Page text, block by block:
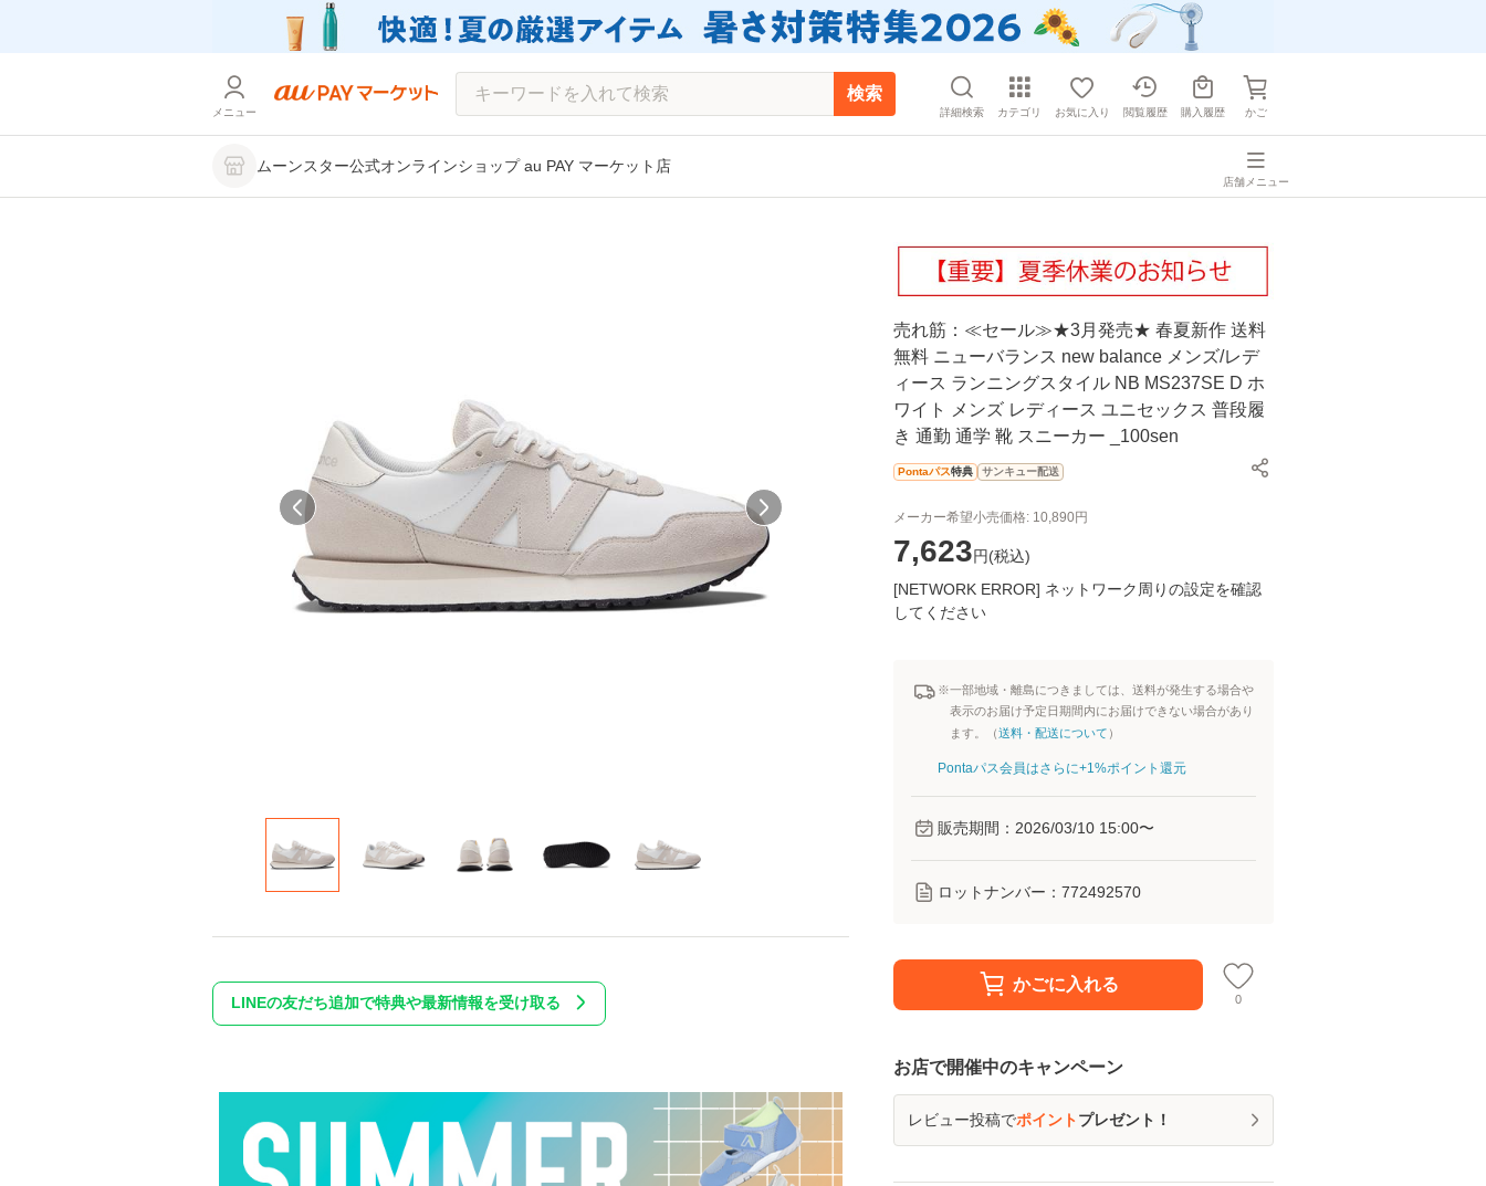
メニュー
検索
詳細検索 カテゴリ お気に入り 閲覧履歴 購入履歴 かご
ムーンスター公式オンラインショップ au PAY マーケット店
店舗メニュー
売れ筋：≪セール≫★3月発売★ 春夏新作 送料
無料 ニューバランス new balance メンズ/レデ
ィース ランニングスタイル NB MS237SE D ホ
ワイト メンズ レディース ユニセックス 普段履
き 通勤 通学 靴 スニーカー _100sen
Pontaパス特典 サンキュー配送
メーカー希望小売価格: 10,890円
7,623円(税込)
[NETWORK ERROR] ネットワーク周りの設定を確認
してください
※一部地域・離島につきましては、送料が発生する場合や
表示のお届け予定日期間内にお届けできない場合があり
ます。（送料・配送について ）
Pontaパス会員はさらに+1%ポイント還元
販売期間： 2026/03/10 15:00〜
ロットナンバー： 772492570
かごに入れる
0
お店で開催中のキャンペーン
レビュー投稿でポイントプレゼント！
LINEの友だち追加で特典や最新情報を受け取る